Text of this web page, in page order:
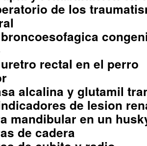
de los
rectal en el perro
alcalina y glutamil
de lesion
mandibular en un
de cadera